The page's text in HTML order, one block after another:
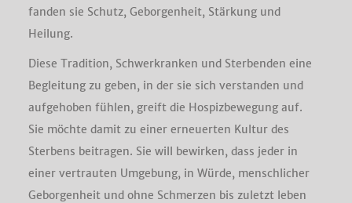
fanden sie Schutz, Geborgenheit, Stärkung und
Heilung.
Diese Tradition, Schwerkranken und Sterbenden eine
Begleitung zu geben, in der sie sich verstanden und
aufgehoben fühlen, greift die Hospizbewegung auf.
Sie möchte damit zu einer erneuerten Kultur des
Sterbens beitragen. Sie will bewirken, dass jeder in
einer vertrauten Umgebung, in Würde, menschlicher
Geborgenheit und ohne Schmerzen bis zuletzt leben